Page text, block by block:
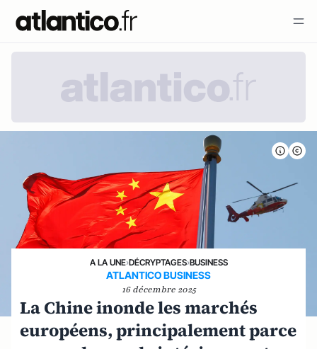
A LA UNE›DÉCRYPTAGES›BUSINESS
ATLANTICO BUSINESS
16 décembre 2025
La Chine inonde les marchés
européens, principalement parce